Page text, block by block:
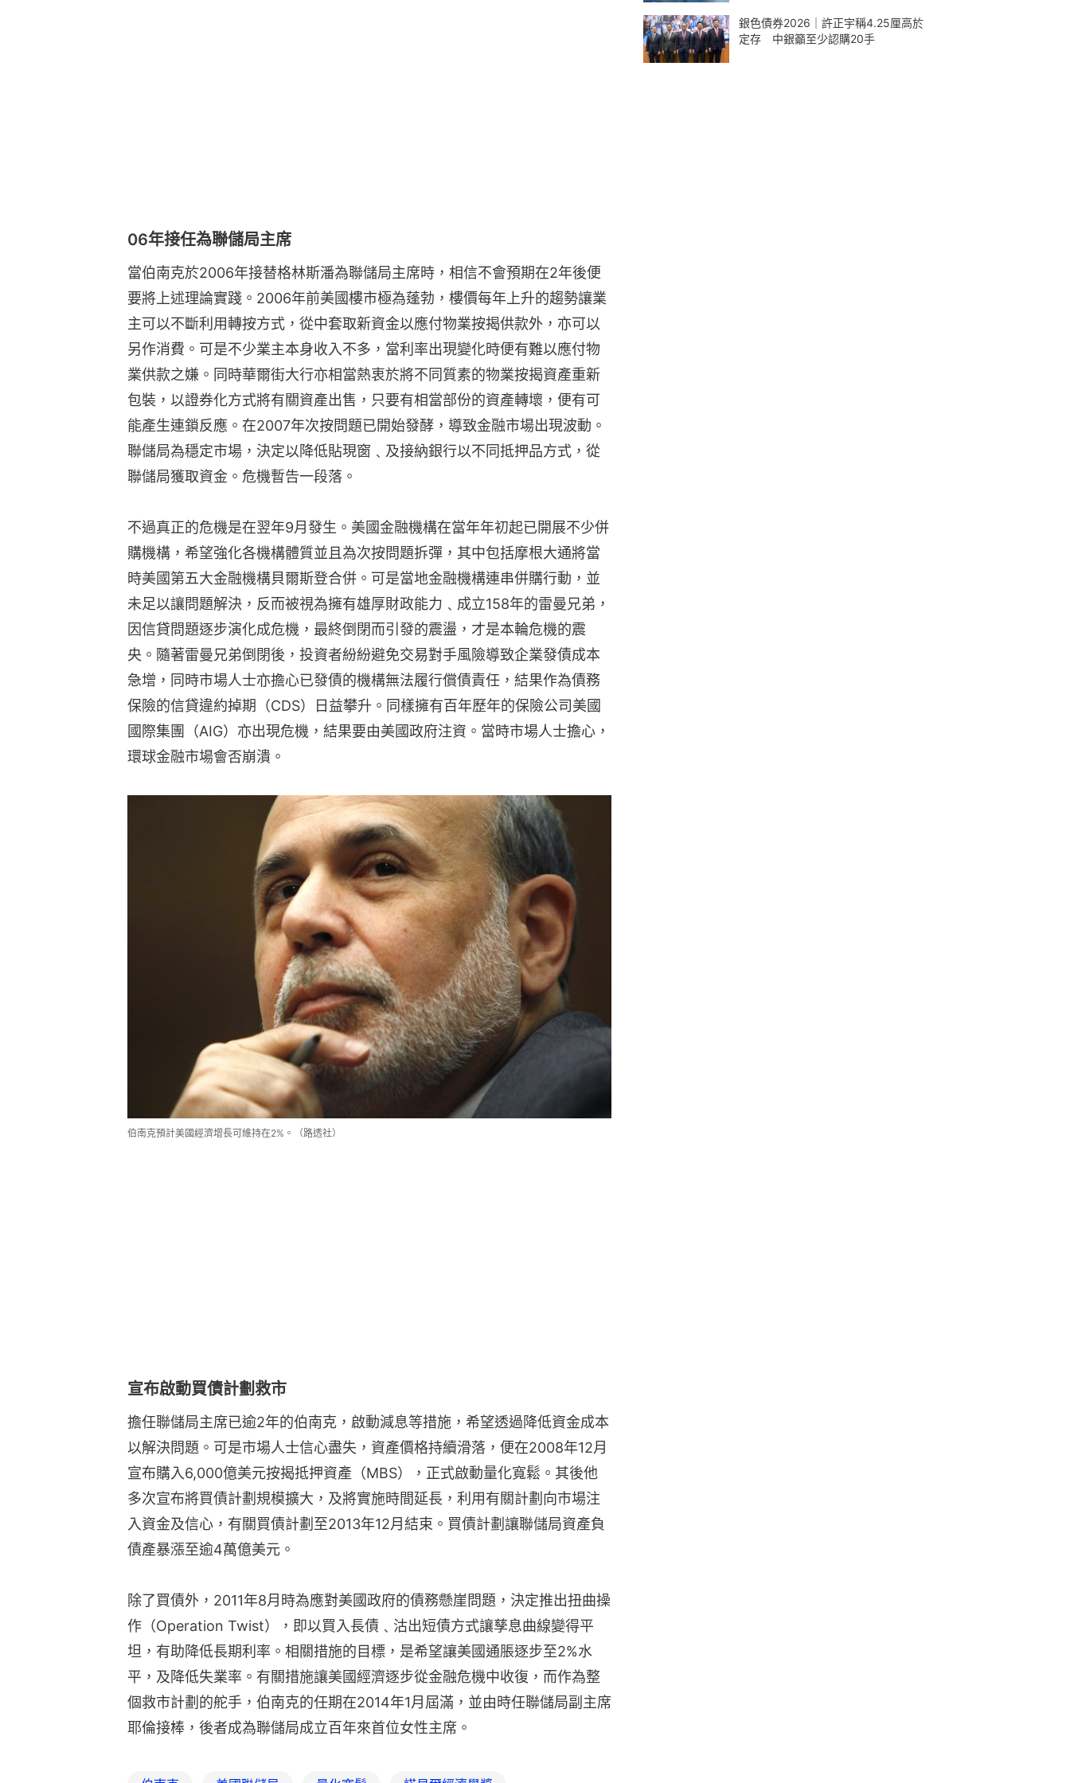
06年接任為聯儲局主席
當伯南克於2006年接替格林斯潘為聯儲局主席時，相信不會預期在2年後便
要將上述理論實踐。2006年前美國樓市極為蓬勃，樓價每年上升的趨勢讓業
主可以不斷利用轉按方式，從中套取新資金以應付物業按揭供款外，亦可以
另作消費。可是不少業主本身收入不多，當利率出現變化時便有難以應付物
業供款之嫌。同時華爾街大行亦相當熱衷於將不同質素的物業按揭資產重新
包裝，以證券化方式將有關資產出售，只要有相當部份的資產轉壞，便有可
能產生連鎖反應。在2007年次按問題已開始發酵，導致金融市場出現波動。
聯儲局為穩定市場，決定以降低貼現窗﹑及接納銀行以不同抵押品方式，從
聯儲局獲取資金。危機暫告一段落。
不過真正的危機是在翌年9月發生。美國金融機構在當年年初起已開展不少併
購機構，希望強化各機構體質並且為次按問題拆彈，其中包括摩根大通將當
時美國第五大金融機構貝爾斯登合併。可是當地金融機構連串併購行動，並
未足以讓問題解決，反而被視為擁有雄厚財政能力﹑成立158年的雷曼兄弟，
因信貸問題逐步演化成危機，最終倒閉而引發的震盪，才是本輪危機的震
央。隨著雷曼兄弟倒閉後，投資者紛紛避免交易對手風險導致企業發債成本
急增，同時市場人士亦擔心已發債的機構無法履行償債責任，結果作為債務
保險的信貸違約掉期（CDS）日益攀升。同樣擁有百年歷年的保險公司美國
國際集團（AIG）亦出現危機，結果要由美國政府注資。當時市場人士擔心，
環球金融市場會否崩潰。
伯南克預計美國經濟增長可維持在2%。（路透社）
宣布啟動買債計劃救市
擔任聯儲局主席已逾2年的伯南克，啟動減息等措施，希望透過降低資金成本
以解決問題。可是市場人士信心盡失，資產價格持續滑落，便在2008年12月
宣布購入6,000億美元按揭抵押資產（MBS），正式啟動量化寬鬆。其後他
多次宣布將買債計劃規模擴大，及將實施時間延長，利用有關計劃向市場注
入資金及信心，有關買債計劃至2013年12月結束。買債計劃讓聯儲局資產負
債產暴漲至逾4萬億美元。
除了買債外，2011年8月時為應對美國政府的債務懸崖問題，決定推出扭曲操
作（Operation Twist），即以買入長債﹑沽出短債方式讓孳息曲線變得平
坦，有助降低長期利率。相關措施的目標，是希望讓美國通脹逐步至2%水
平，及降低失業率。有關措施讓美國經濟逐步從金融危機中收復，而作為整
個救市計劃的舵手，伯南克的任期在2014年1月屆滿，並由時任聯儲局副主席
耶倫接棒，後者成為聯儲局成立百年來首位女性主席。
銀色債券2026｜許正宇稱4.25厘高於
定存 中銀籲至少認購20手